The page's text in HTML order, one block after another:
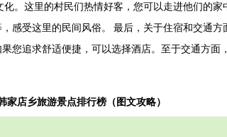
。这里的村民们热情好客，您可以走进他们的
感受这里的民间风俗。 最后，关于住宿和交通
您追求舒适便捷，可以选择酒店。至于交通方
家店乡旅游景点排行榜（图文攻略）